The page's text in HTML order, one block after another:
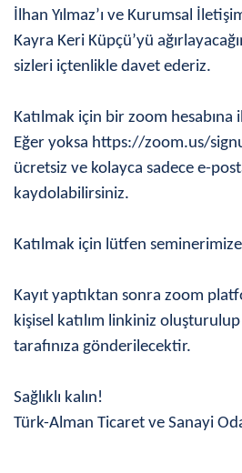
İlhan Yılmaz’ı ve Kurumsal
Kayra Keri Küpçü’yü
sizleri içtenlikle davet ederiz.
Katılmak için bir zoom hesabına
Eğer yoksa https://zoom.us/
ücretsiz ve kolayca sadece e-
kaydolabilirsiniz.
Katılmak için lütfen
Kayıt yaptıktan sonra zoom
kişisel katılım linkiniz
tarafınıza gönderilecektir.
Sağlıklı kalın!
Türk-Alman Ticaret ve Sanayi